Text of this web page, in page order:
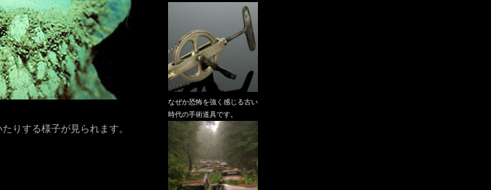
りする様子が見られます。
なぜか恐怖を強く感じる古い
時代の手術道具です。